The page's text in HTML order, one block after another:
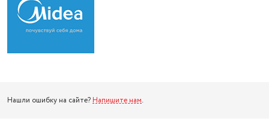
Нашли ошибку на сайте? Напишите нам.